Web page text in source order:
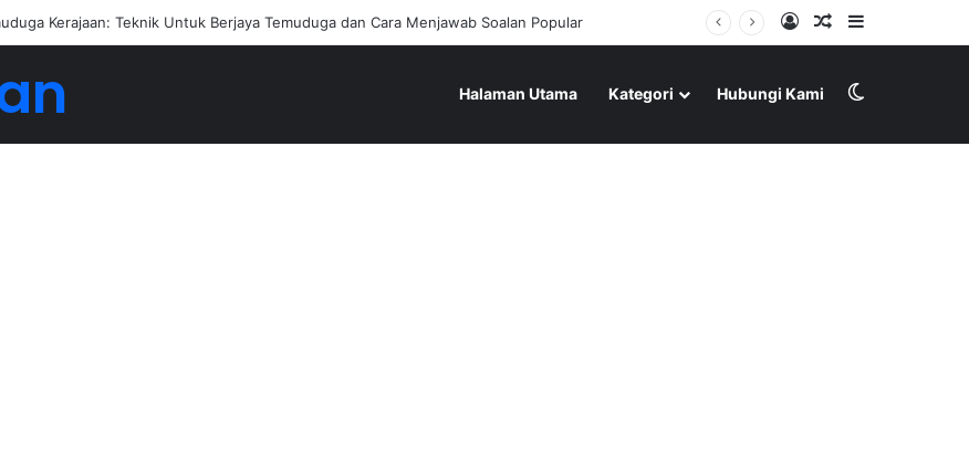
Jadi Ejen Hartanah Log InRandom Article
Sidebar
Halaman Utama Kategori Hubungi Kami